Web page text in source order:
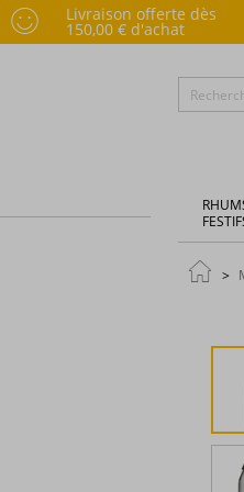
Livraison offerte dès
150,00 € d'achat